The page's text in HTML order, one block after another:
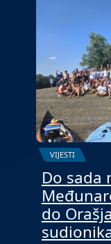
VIJESTI
Do sada
do